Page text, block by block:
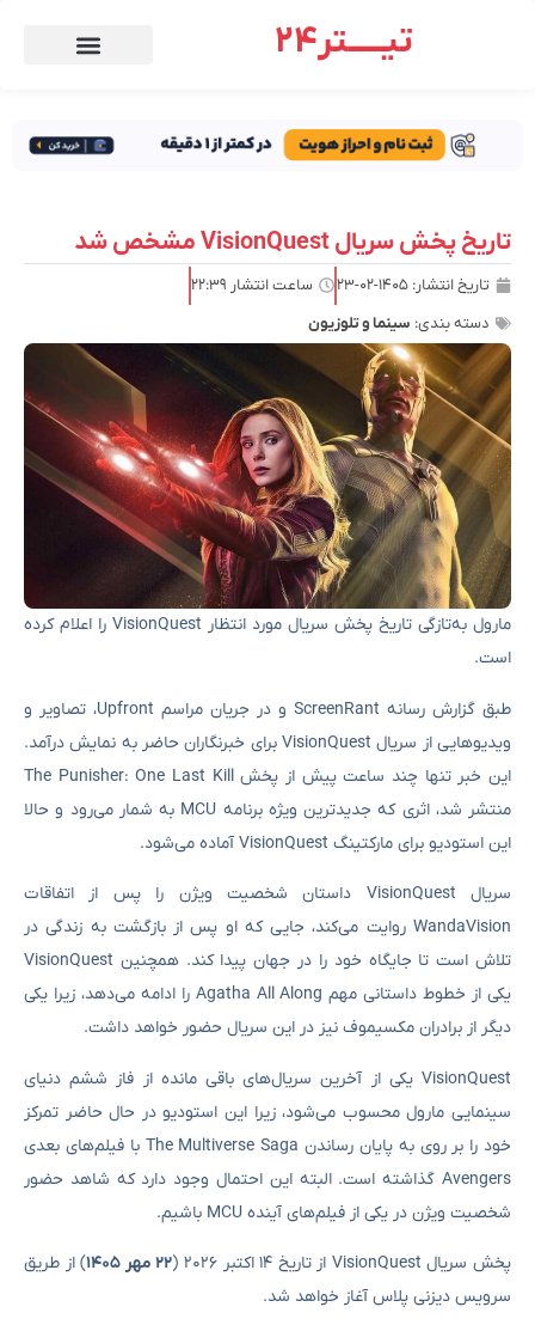
تیـــــتر24
تاریخ پخش سریال VisionQuest مشخص شد
تاریخ انتشار: ۱۴۰۵-۰۲-۲۳ ساعت انتشار ۲۲:۳۹
دسته بندی: سینما و تلوزیون
مارول به‌تازگی تاریخ پخش سریال مورد انتظار VisionQuest را اعلام کرده
است.
طبق گزارش رسانه ScreenRant و در جریان مراسم Upfront، تصاویر و
ویدیوهایی از سریال VisionQuest برای خبرنگاران حاضر به نمایش درآمد.
این خبر تنها چند ساعت پیش از پخش The Punisher: One Last Kill
منتشر شد، اثری که جدیدترین ویژه برنامه MCU به شمار می‌رود و حالا
این استودیو برای مارکتینگ VisionQuest آماده می‌شود.
سریال VisionQuest داستان شخصیت ویژن را پس از اتفاقات
WandaVision روایت می‌کند، جایی که او پس از بازگشت به زندگی در
تلاش است تا جایگاه خود را در جهان پیدا کند. همچنین VisionQuest
یکی از خطوط داستانی مهم Agatha All Along را ادامه می‌دهد، زیرا یکی
دیگر از برادران مکسیموف نیز در این سریال حضور خواهد داشت.
VisionQuest یکی از آخرین سریال‌های باقی مانده از فاز ششم دنیای
سینمایی مارول محسوب می‌شود، زیرا این استودیو در حال حاضر تمرکز
خود را بر روی به پایان رساندن The Multiverse Saga با فیلم‌های بعدی
Avengers گذاشته است. البته این احتمال وجود دارد که شاهد حضور
شخصیت ویژن در یکی از فیلم‌های آینده MCU باشیم.
پخش سریال VisionQuest از تاریخ ۱۴ اکتبر ۲۰۲۶ ( ۲۲ مهر ۱۴۰۵
) از طریق
سرویس دیزنی پلاس آغاز خواهد شد.